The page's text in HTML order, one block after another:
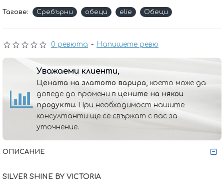
0 ревюта - Напишете ревю
Тагове: Сребърни обеци elie Обеци
Уважаеми клиенти,
Цената на златото варира, което може да
доведе до промени в цените на някои
продукти. При необходимост нашите
консултанти ще се свържат с вас за
уточнение.
ОПИСАНИЕ
SILVER SHINE BY VICTORIA